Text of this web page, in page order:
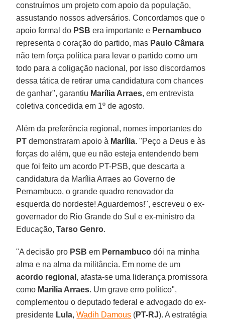
construímos um projeto com apoio da população,
assustando nossos adversários. Concordamos que o
apoio formal do PSB era importante e Pernambuco
representa o coração do partido, mas Paulo Câmara
não tem força política para levar o partido como um
todo para a coligação nacional, por isso discordamos
dessa tática de retirar uma candidatura com chances
de ganhar", garantiu Marília Arraes, em entrevista
coletiva concedida em 1º de agosto.
Além da preferência regional, nomes importantes do
PT demonstraram apoio à Marília. "Peço a Deus e às
forças do além, que eu não esteja entendendo bem
que foi feito um acordo PT-PSB, que descarta a
candidatura da Marília Arraes ao Governo de
Pernambuco, o grande quadro renovador da
esquerda do nordeste! Aguardemos!", escreveu o ex-
governador do Rio Grande do Sul e ex-ministro da
Educação,Tarso Genro.
"A decisão pro PSB em Pernambuco dói na minha
alma e na alma da militância. Em nome de um
acordo regional , afasta-se uma liderança promissora
como Marilia Arraes. Um grave erro político",
complementou o deputado federal e advogado do ex-
presidente Lula,Wadih Damous (PT-RJ). A estratégia